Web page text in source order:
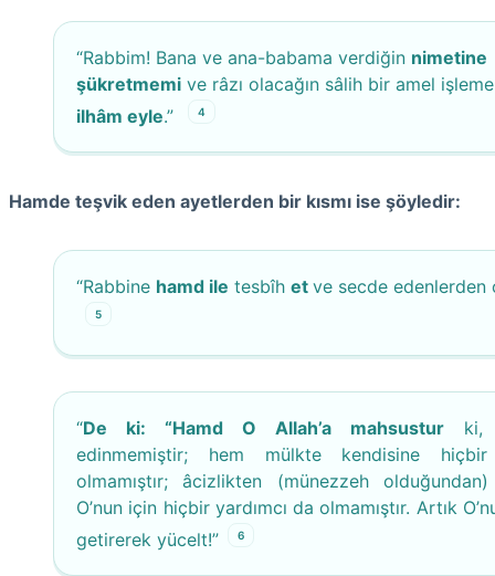
“Rabbim! Bana ve ana-babama verdiğin nimetine
şükretmemi ve râzı olacağın sâlih bir amel
ilhâm eyle.” 4
Hamde teşvik eden ayetlerden bir kısmı ise şöyledir:
“Rabbine hamd ile tesbîh et ve secde edenlerden
5
“De ki: “Hamd O Allah’a mahsustur ki,
edinmemiştir; hem mülkte kendisine
olmamıştır; âcizlikten (münezzeh olduğundan)
O’nun için hiçbir yardımcı da olmamıştır. Artık
getirerek yücelt!”
6